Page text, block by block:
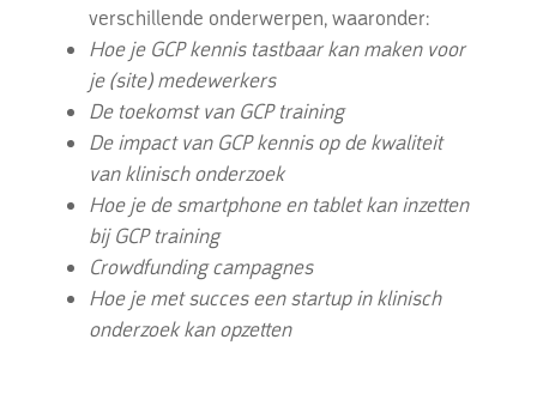
verschillende onderwerpen, waaronder:
Hoe je GCP kennis tastbaar kan maken voor
je (site) medewerkers
De toekomst van GCP training
De impact van GCP kennis op de kwaliteit
van klinisch onderzoek
Hoe je de smartphone en tablet kan inzetten
bij GCP training
Crowdfunding campagnes
Hoe je met succes een startup in klinisch
onderzoek kan opzetten